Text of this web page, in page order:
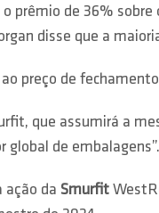
prêmio de 36%
disse que a
preço de
que assumirá a
global de embalagens”.
ação da Smurfit